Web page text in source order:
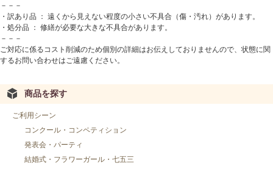
－－－
・訳あり品 ： 遠くから見えない程度の小さい不具合（傷・汚れ）があります。
・処分品 ： 修繕が必要な大きな不具合があります。
－－－
ご対応に係るコスト削減のため個別の詳細はお伝えしておりませんので、状態に関
するお問い合わせはご遠慮ください。
商品を探す
ご利用シーン
コンクール・コンペティション
発表会・パーティ
結婚式・フラワーガール・七五三